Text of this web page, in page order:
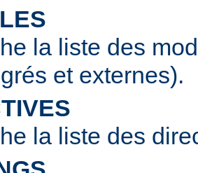
la liste des
et externes).
la liste des